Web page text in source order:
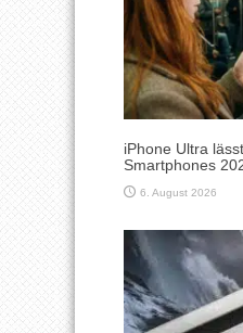
iPhone Ultra
Smartphones
6. August 2026